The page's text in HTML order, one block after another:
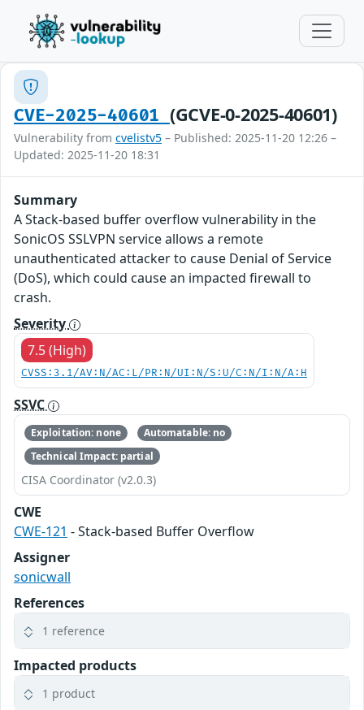
CVE-2025-40601 (GCVE-0-2025-40601)
Vulnerability from cvelistv5 – Published: 2025-11-20 12:26 –
Updated: 2025-11-20 18:31
Summary
A Stack-based buffer overflow vulnerability in the
SonicOS SSLVPN service allows a remote
unauthenticated attacker to cause Denial of Service
(DoS), which could cause an impacted firewall to
crash.
Severity
7.5 (High)
CVSS:3.1/AV:N/AC:L/PR:N/UI:N/S:U/C:N/I:N/A:H
SSVC
Exploitation: none
Automatable: no
Technical Impact: partial
CISA Coordinator (v2.0.3)
CWE
CWE-121 - Stack-based Buffer Overflow
Assigner
sonicwall
References
1 reference
Impacted products
1 product